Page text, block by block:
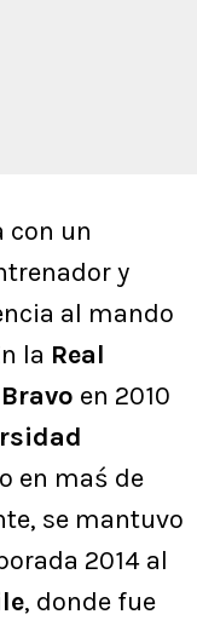
con un
y
al mando
la Real
en 2010
en maś de
se mantuvo
2014 al
, donde fue